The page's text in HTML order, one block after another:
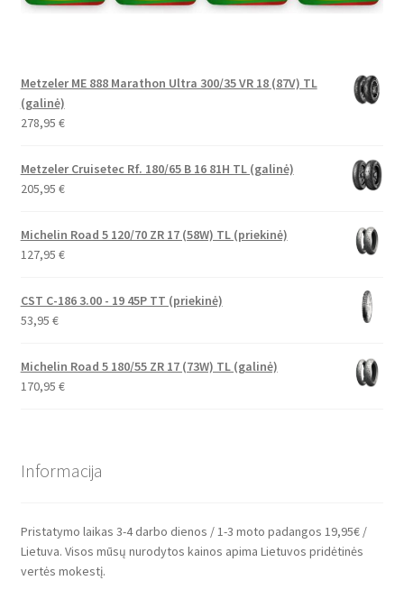
Metzeler ME 888 Marathon Ultra 300/35 VR 18 (87V) TL
(galinė)
278,95 €
Metzeler Cruisetec Rf. 180/65 B 16 81H TL (galinė)
205,95 €
Michelin Road 5 120/70 ZR 17 (58W) TL (priekinė)
127,95 €
CST C-186 3.00 - 19 45P TT (priekinė)
53,95 €
Michelin Road 5 180/55 ZR 17 (73W) TL (galinė)
170,95 €
Informacija
Pristatymo laikas 3-4 darbo dienos / 1-3 moto padangos 19,95€ /
Lietuva. Visos mūsų nurodytos kainos apima Lietuvos pridėtinės
vertės mokestį.